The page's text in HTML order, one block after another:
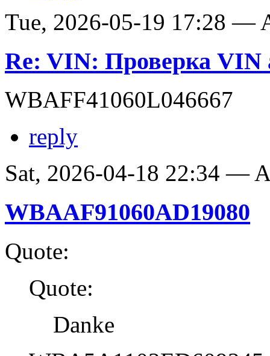
Tue, 2026-05-19 17:28 —
Re: VIN: Проверка VIN
WBAFF41060L046667
reply
Sat, 2026-04-18 22:34 —
WBAAF91060AD19080
Quote:
Quote:
Danke